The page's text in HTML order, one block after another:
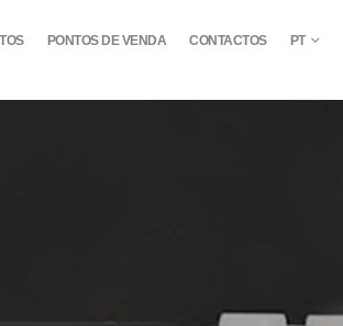
PONTOS DE VENDA CONTACTOS PT